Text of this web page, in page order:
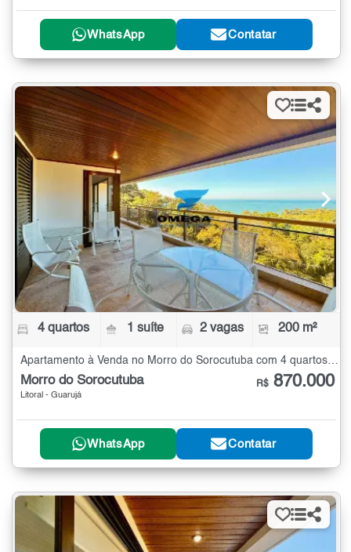
WhatsApp Contatar
4 quartos 1 suíte 2 vagas 200 m²
Apartamento à Venda no Morro do Sorocutuba com 4 quartos - 200 m²
Morro do Sorocutuba
Litoral - Guarujá
R$ 870.000
WhatsApp Contatar